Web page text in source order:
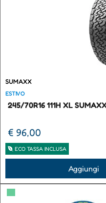
SUMAXX
ESTIVO
245/70R16 111H XL
€ 96,00
ECO TASSA INCLUSA
Aggiungi
▀